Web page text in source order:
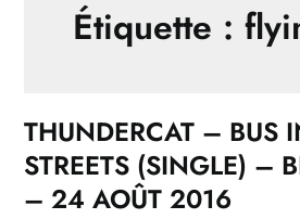
Étiquette :
THUNDERCAT – BUS
STREETS (SINGLE) –
– 24 AOÛT 2016